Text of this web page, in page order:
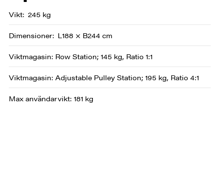
Vikt 245 kg
Dimensioner L188 × B244 cm
Viktmagasin: Row Station; 145 kg, Ratio 1:1
Viktmagasin: Adjustable Pulley Station; 195 kg, Ratio 4:1
Max användarvikt: 181 kg